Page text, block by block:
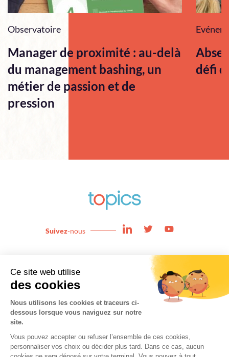
Observatoire
Manager de proximité : au-delà
du management bashing, un
métier de passion et de
pression
défi
Enjeux
Expertises
News
About
Contact
Suivez-nous
Cookies